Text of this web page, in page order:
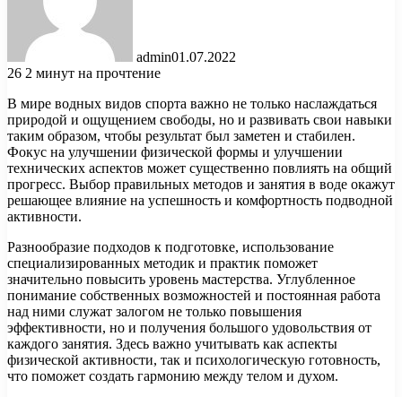
admin01.07.2022
26 2 минут на прочтение
В мире водных видов спорта важно не только наслаждаться
природой и ощущением свободы, но и развивать свои навыки
таким образом, чтобы результат был заметен и стабилен.
Фокус на улучшении физической формы и улучшении
технических аспектов может существенно повлиять на общий
прогресс. Выбор правильных методов и занятия в воде окажут
решающее влияние на успешность и комфортность подводной
активности.
Разнообразие подходов к подготовке, использование
специализированных методик и практик поможет
значительно повысить уровень мастерства. Углубленное
понимание собственных возможностей и постоянная работа
над ними служат залогом не только повышения
эффективности, но и получения большого удовольствия от
каждого занятия. Здесь важно учитывать как аспекты
физической активности, так и психологическую готовность,
что поможет создать гармонию между телом и духом.